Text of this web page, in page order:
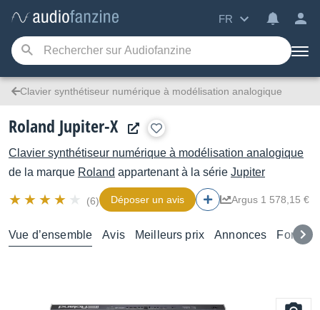
FR
Clavier synthétiseur numérique à modélisation analogique
Roland Jupiter-X
Clavier synthétiseur numérique à modélisation analogique
de la marque Roland appartenant à la série Jupiter
(6) Déposer un avis Argus 1 578,15 €
Vue d’ensemble Avis Meilleurs prix Annonces Forums